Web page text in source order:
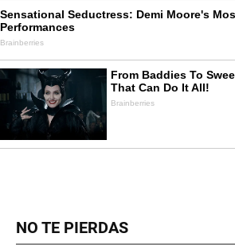
NO TE PIERDAS